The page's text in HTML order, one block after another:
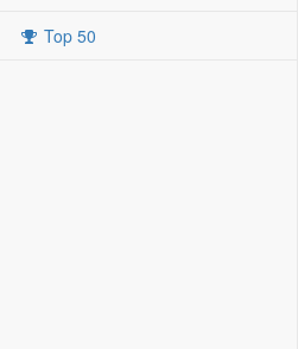
Top 50